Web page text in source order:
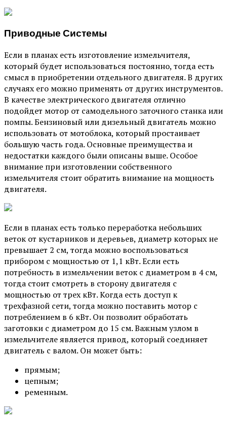
Приводные Системы
Если в планах есть изготовление измельчителя,
который будет использоваться постоянно, тогда есть
смысл в приобретении отдельного двигателя. В других
случаях его можно применять от других инструментов.
В качестве электрического двигателя отлично
подойдет мотор от самодельного заточного станка или
помпы. Бензиновый или дизельный двигатель можно
использовать от мотоблока, который простаивает
большую часть года. Основные преимущества и
недостатки каждого были описаны выше. Особое
внимание при изготовлении собственного
измельчителя стоит обратить внимание на мощность
двигателя.
Если в планах есть только переработка небольших
веток от кустарников и деревьев, диаметр которых не
превышает 2 см, тогда можно воспользоваться
прибором с мощностью от 1,1 кВт. Если есть
потребность в измельчении веток с диаметром в 4 см,
тогда стоит смотреть в сторону двигателя с
мощностью от трех кВт. Когда есть доступ к
трехфазной сети, тогда можно поставить мотор с
потреблением в 6 кВт. Он позволит обработать
заготовки с диаметром до 15 см. Важным узлом в
измельчителе является привод, который соединяет
двигатель с валом. Он может быть:
прямым;
цепным;
ременным.